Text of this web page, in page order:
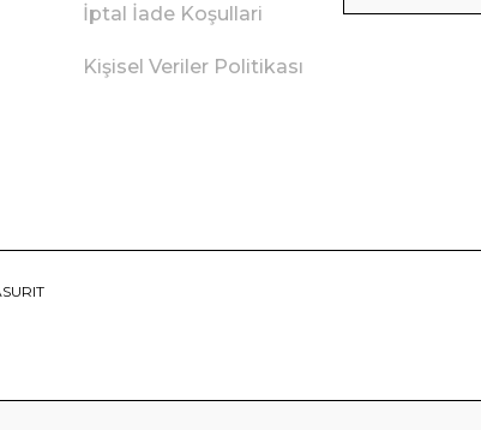
İptal İade Koşullari
Kişisel Veriler Politikası